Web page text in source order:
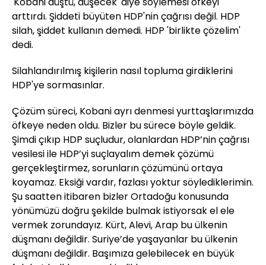
arttırdı. Şiddeti büyüten HDP'nin çağrısı değil. HDP
silah, şiddet kullanın demedi. HDP 'birlikte çözelim'
dedi.
Silahlandırılmış kişilerin nasıl topluma girdiklerini
HDP'ye sormasınlar.
Çözüm süreci, Kobani ayrı denmesi yurttaşlarımızda
öfkeye neden oldu. Bizler bu sürece böyle geldik.
Şimdi çıkıp HDP suçludur, olanlardan HDP’nin çağrısı
vesilesi ile HDP’yi suçlayalım demek çözümü
gerçekleştirmez, sorunların çözümünü ortaya
koyamaz. Eksiği vardır, fazlası yoktur söylediklerimin.
Şu saatten itibaren bizler Ortadoğu konusunda
yönümüzü doğru şekilde bulmak istiyorsak el ele
vermek zorundayız. Kürt, Alevi, Arap bu ülkenin
düşmanı değildir. Suriye’de yaşayanlar bu ülkenin
düşmanı değildir. Başımıza gelebilecek en büyük